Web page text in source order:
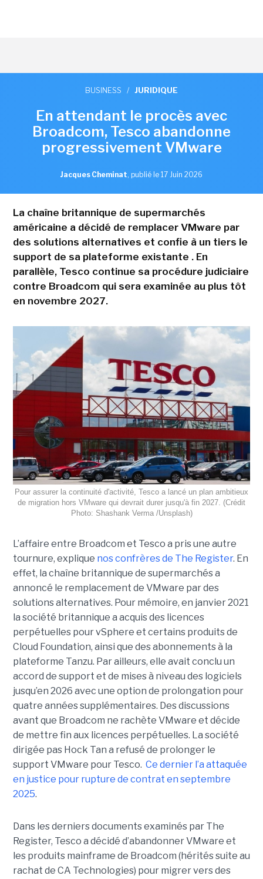
BUSINESS / JURIDIQUE
En attendant le procès avec
Broadcom, Tesco abandonne
progressivement VMware
Jacques Cheminat, publié le 17 Juin 2026
La chaîne britannique de supermarchés
américaine a décidé de remplacer VMware par
des solutions alternatives et confie à un tiers le
support de sa plateforme existante . En
parallèle, Tesco continue sa procédure judiciaire
contre Broadcom qui sera examinée au plus tôt
en novembre 2027.
Pour assurer la continuité d'activité, Tesco a lancé un plan ambitieux
de migration hors VMware qui devrait durer jusqu'à fin 2027. (Crédit
Photo: Shashank Verma /Unsplash)
L’affaire entre Broadcom et Tesco a pris une autre
tournure, explique nos confrères de The Register. En
effet, la chaîne britannique de supermarchés a
annoncé le remplacement de VMware par des
solutions alternatives. Pour mémoire, en janvier 2021
la société britannique a acquis des licences
perpétuelles pour vSphere et certains produits de
Cloud Foundation, ainsi que des abonnements à la
plateforme Tanzu. Par ailleurs, elle avait conclu un
accord de support et de mises à niveau des logiciels
jusqu’en 2026 avec une option de prolongation pour
quatre années supplémentaires. Des discussions
avant que Broadcom ne rachète VMware et décide
de mettre fin aux licences perpétuelles. La société
dirigée pas Hock Tan a refusé de prolonger le
support VMware pour Tesco. Ce dernier l’a attaquée
en justice pour rupture de contrat en septembre
2025.
Dans les derniers documents examinés par The
Register, Tesco a décidé d’abandonner VMware et
les produits mainframe de Broadcom (hérités suite au
rachat de CA Technologies) pour migrer vers des